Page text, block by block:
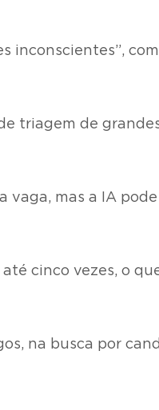
inconscientes”,
triagem de
mas a IA
cinco vezes, o
na busca por